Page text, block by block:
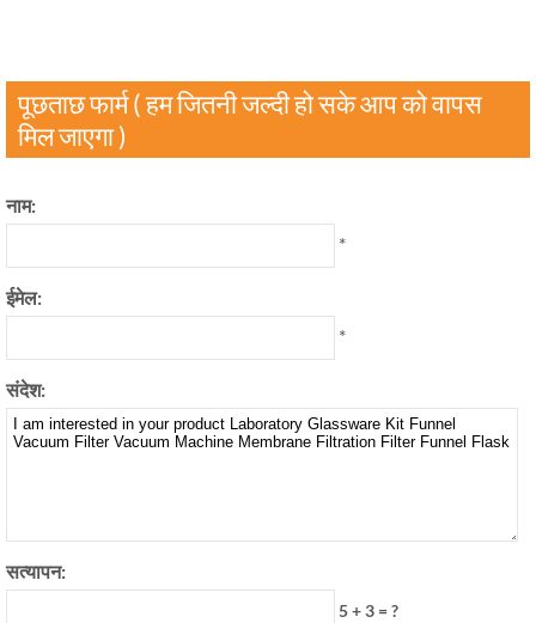
पूछताछ फार्म ( हम जितनी जल्दी हो सके आप को वापस
मिल जाएगा )
नाम:
*
ईमेल:
*
संदेश:
सत्यापन:
5 + 3 = ?